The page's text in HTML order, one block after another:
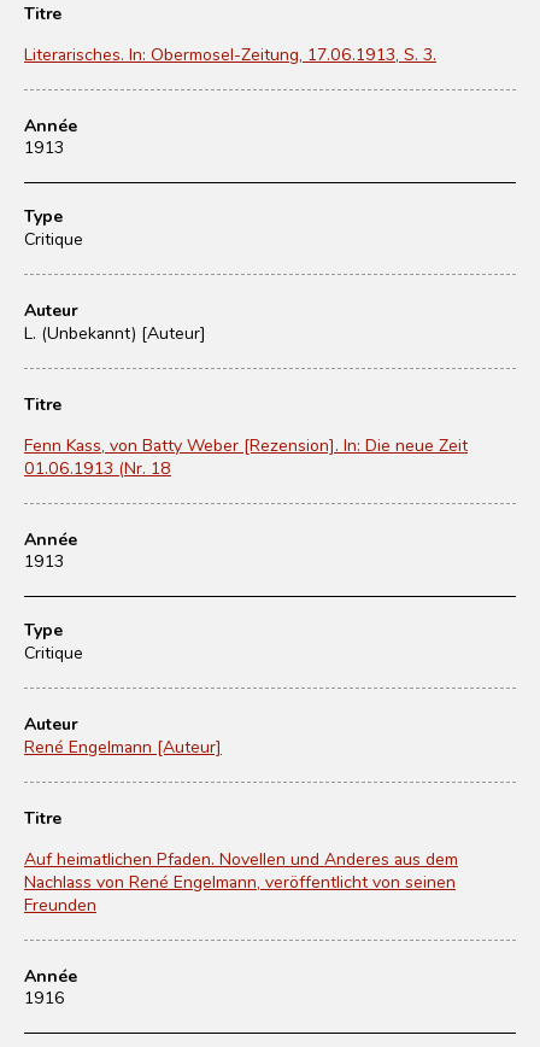
Titre
Literarisches. In: Obermosel-Zeitung, 17.06.1913, S. 3.
Année
1913
Type
Critique
Auteur
L. (Unbekannt) [Auteur]
Titre
Fenn Kass, von Batty Weber [Rezension]. In: Die neue Zeit
01.06.1913 (Nr. 18
Année
1913
Type
Critique
Auteur
René Engelmann [Auteur]
Titre
Auf heimatlichen Pfaden. Novellen und Anderes aus dem
Nachlass von René Engelmann, veröffentlicht von seinen
Freunden
Année
1916